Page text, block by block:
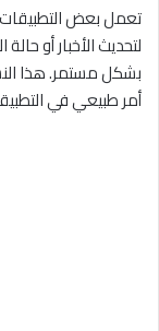
تعمل بعض
لتحديث الأخبار أو
بشكل مستمر. هذا
أمر طبيعي في